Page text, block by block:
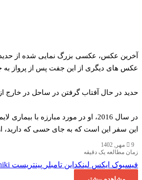
آخرین عکس، عکسی بزرگ‌ نمایی شده از
عکس‌ های دیگری از این جفت پس از پرواز به
حدید در حال آفتاب گرفتن در ساحل در
در سال 2016، او در مورد
این سفر این است که به جای حسی که دارید،
9 مهر, 1402
زمان مطالعه یک دقیقه
فیسبوک ایکس لینکداین تامبلر پینتریست